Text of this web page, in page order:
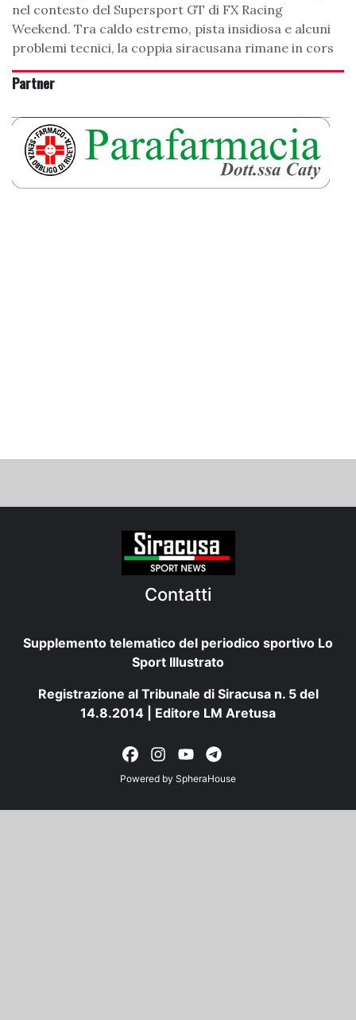
nel contesto del Supersport GT di FX Racing
Weekend. Tra caldo estremo, pista insidiosa e alcuni
problemi tecnici, la coppia siracusana rimane in cors
Partner
Contatti
Supplemento telematico del periodico sportivo Lo
Sport Illustrato
Registrazione al Tribunale di Siracusa n. 5 del
14.8.2014 | Editore LM Aretusa
Powered by SpheraHouse